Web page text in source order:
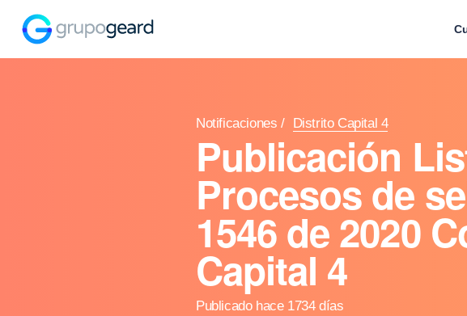
Notificaciones / Distrito Capital 4
Publicación
Procesos de
1546 de 2020
Capital 4
Publicado hace 1734 días